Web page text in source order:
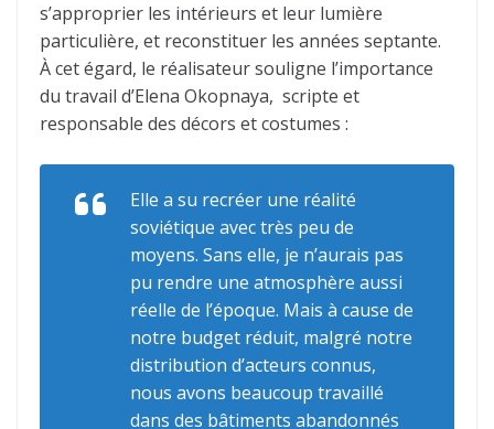
s’approprier les intérieurs et leur lumière
particulière, et reconstituer les années septante.
À cet égard, le réalisateur souligne l’importance
du travail d’Elena Okopnaya, scripte et
responsable des décors et costumes :
Elle a su recréer une réalité
soviétique avec très peu de
moyens. Sans elle, je n’aurais pas
pu rendre une atmosphère aussi
réelle de l’époque. Mais à cause de
notre budget réduit, malgré notre
distribution d’acteurs connus,
nous avons beaucoup travaillé
dans des bâtiments abandonnés